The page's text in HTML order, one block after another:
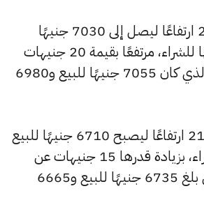
وسجل سعر عيار 22 ارتفاعًا ليصل إلى 7030 جنيهًا
للبيع و7000 جنيهًا للشراء، مرتفعًا بقيمة 20 جنيهات
عن السعر السابق الذي كان 7055 جنيهًا للبيع و6980
كما شهد سعر عيار 21 ارتفاعًا ليصبح 6710 جنيهًا للبيع
و6680 جنيهًا للشراء، بزيادة قدرها 15 جنيهات عن
السعر السابق الذي بلغ 6735 جنيهًا للبيع و6665